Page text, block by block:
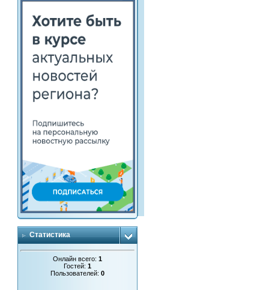
Статистика
Онлайн всего:1
Гостей:1
Пользователей:0